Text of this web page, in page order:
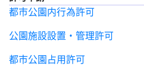
都市公園内行為許可
公園施設設置・管理許可
都市公園占用許可